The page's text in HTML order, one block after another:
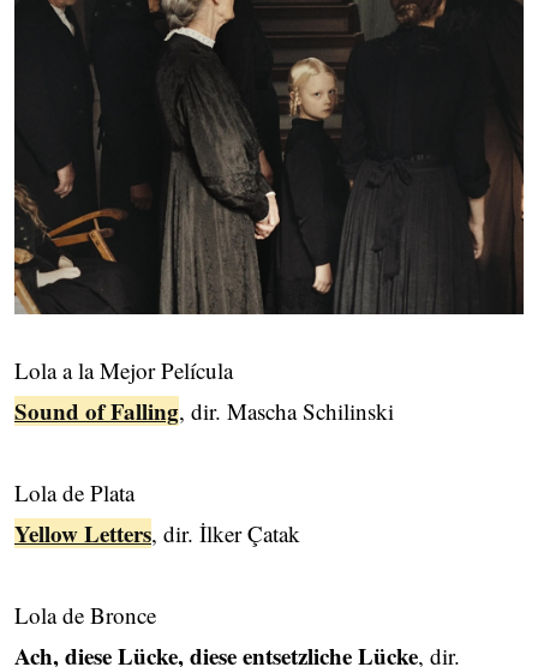
Lola a la Mejor Película
Sound of Falling, dir. Mascha Schilinski
Lola de Plata
Yellow Letters, dir. İlker Çatak
Lola de Bronce
Ach, diese Lücke, diese entsetzliche Lücke, dir.